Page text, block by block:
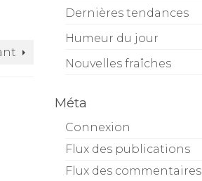
Dernières tendances
Humeur du jour
Nouvelles fraîches
Méta
Connexion
Flux des publications
Flux des commentaires